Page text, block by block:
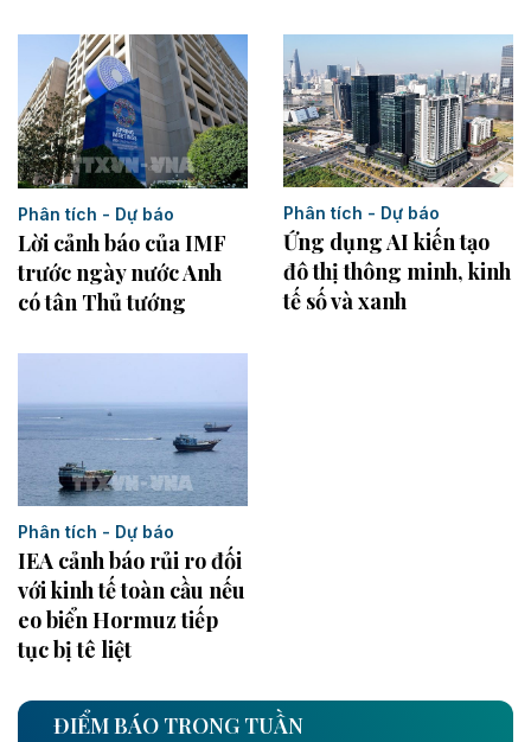
Phân tích - Dự báo
Lời cảnh báo của IMF
trước ngày nước Anh
có tân Thủ tướng
Phân tích - Dự báo
Ứng dụng AI kiến tạo
đô thị thông minh, kinh
tế số và xanh
Phân tích - Dự báo
IEA cảnh báo rủi ro đối
với kinh tế toàn cầu nếu
eo biển Hormuz tiếp
tục bị tê liệt
ĐIỂM BÁO TRONG TUẦN